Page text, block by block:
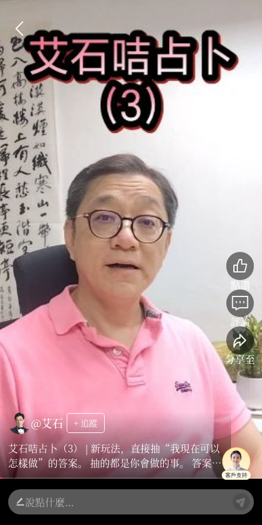
點讚
評論
分享至
@艾石 + 追蹤
艾石咭占卜（3） | 新玩法，直接抽“我現在可以
怎樣做”的答案。 抽的都是你會做的事。 答案再
多，如果你不實行，也沒意義。 艾石咭「個人成
長」占卜，可以視作個人提升的修練啓示，迷茫
指引，認清自我，困難決擇，排憂解難。提升事